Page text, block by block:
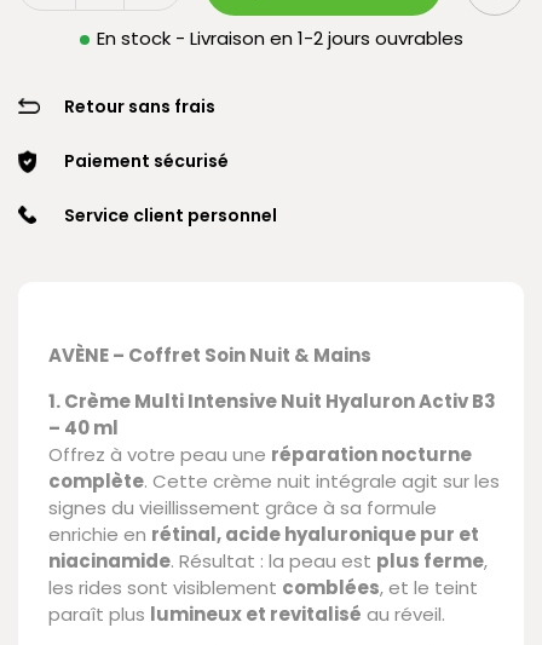
En stock - Livraison en 1-2 jours ouvrables
Retour sans frais
Paiement sécurisé
Service client personnel
AVÈNE – Coffret Soin Nuit & Mains
1. Crème Multi Intensive Nuit Hyaluron Activ B3
– 40 ml
Offrez à votre peau une réparation nocturne
complète. Cette crème nuit intégrale agit sur les
signes du vieillissement grâce à sa formule
enrichie en rétinal, acide hyaluronique pur et
niacinamide. Résultat : la peau est plus ferme,
les rides sont visiblement comblées, et le teint
paraît plus lumineux et revitalisé au réveil.